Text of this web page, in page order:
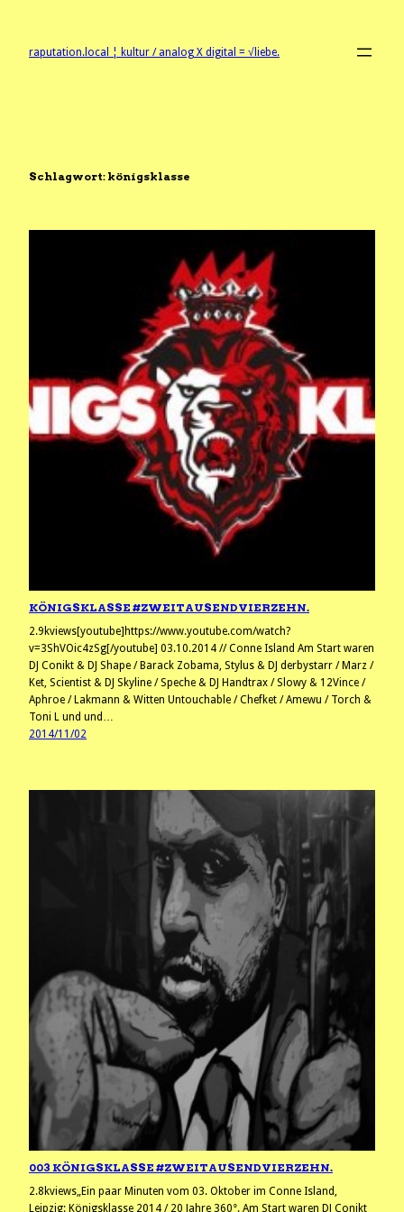
springenraputation.local ¦ kultur / analog X digital = √liebe.
Schlagwort: königsklasse
KÖNIGSKLASSE #ZWEITAUSENDVIERZEHN.
2.9kviews[youtube]https://www.youtube.com/watch?
v=3ShVOic4zSg[/youtube] 03.10.2014 // Conne Island Am Start waren
DJ Conikt & DJ Shape / Barack Zobama, Stylus & DJ derbystarr / Marz /
Ket, Scientist & DJ Skyline / Speche & DJ Handtrax / Slowy & 12Vince /
Aphroe / Lakmann & Witten Untouchable / Chefket / Amewu / Torch &
Toni L und und…
2014/11/02
003 KÖNIGSKLASSE #ZWEITAUSENDVIERZEHN.
2.8kviews„Ein paar Minuten vom 03. Oktober im Conne Island,
Leipzig: Königsklasse 2014 / 20 Jahre 360°. Am Start waren DJ Conikt